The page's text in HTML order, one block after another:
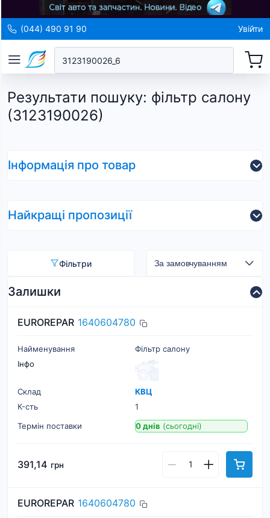
(044) 490 91 90 Увійти
Результати пошуку: фільтр салону
(3123190026)
Інформація про товар
Найкращі пропозиції
Фільтри
Залишки
EUROREPAR 1640604780
Найменування
Фільтр салону
Інфо
Склад
КВЦ
К-cть
1
Термін поставки
0 днів (сьогодні)
391,14 грн
EUROREPAR 1640604780